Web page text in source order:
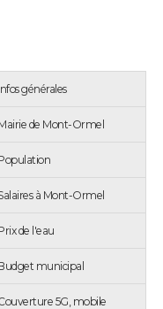
générales
de Mont-Ormel
à Mont-Ormel
de l'eau
municipal
5G, mobile